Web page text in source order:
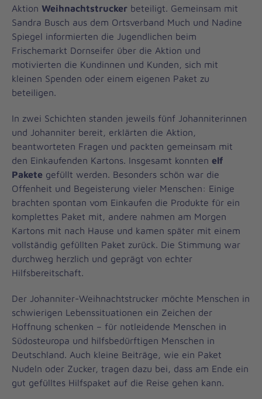
Aktion Weihnachtstrucker beteiligt. Gemeinsam mit
Sandra Busch aus dem Ortsverband Much und Nadine
Spiegel informierten die Jugendlichen beim
Frischemarkt Dornseifer über die Aktion und
motivierten die Kundinnen und Kunden, sich mit
kleinen Spenden oder einem eigenen Paket zu
beteiligen.
In zwei Schichten standen jeweils fünf Johanniterinnen
und Johanniter bereit, erklärten die Aktion,
beantworteten Fragen und packten gemeinsam mit
den Einkaufenden Kartons. Insgesamt konnten elf
Pakete gefüllt werden. Besonders schön war die
Offenheit und Begeisterung vieler Menschen: Einige
brachten spontan vom Einkaufen die Produkte für ein
komplettes Paket mit, andere nahmen am Morgen
Kartons mit nach Hause und kamen später mit einem
vollständig gefüllten Paket zurück. Die Stimmung war
durchweg herzlich und geprägt von echter
Hilfsbereitschaft.
Der Johanniter-Weihnachtstrucker möchte Menschen in
schwierigen Lebenssituationen ein Zeichen der
Hoffnung schenken – für notleidende Menschen in
Südosteuropa und hilfsbedürftigen Menschen in
Deutschland. Auch kleine Beiträge, wie ein Paket
Nudeln oder Zucker, tragen dazu bei, dass am Ende ein
gut gefülltes Hilfspaket auf die Reise gehen kann.